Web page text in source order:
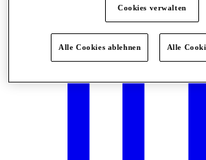
Cookies verwalten
Alle Cookies ablehnen Alle